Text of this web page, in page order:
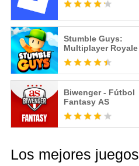
Stumble Guys:
Multiplayer Royale
Biwenger - Fútbol
Fantasy AS
Los mejores juegos